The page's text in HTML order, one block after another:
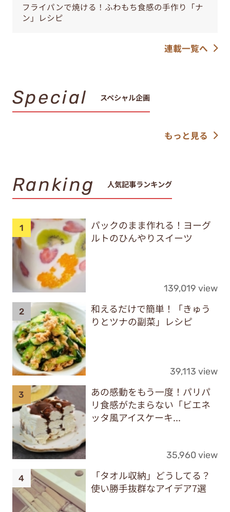
フライパンで焼ける！ふわもち食感の手作り「ナ
ン」レシピ
連載一覧へ
Special スペシャル企画
もっと見る
Ranking 人気記事ランキング
パックのまま作れる！ヨーグ
ルトのひんやりスイーツ
139,019 view
和えるだけで簡単！「きゅう
りとツナの副菜」レシピ
39,113 view
あの感動をもう一度！パリパ
リ食感がたまらない「ビエネ
ッタ風アイスケーキ...
35,960 view
「タオル収納」どうしてる？
使い勝手抜群なアイデア7選